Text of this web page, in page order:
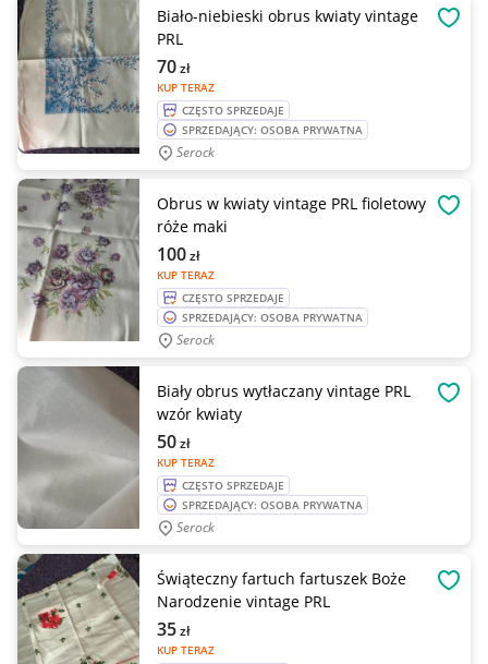
Biało-niebieski obrus kwiaty vintage
PRL
KUP TERAZ
70zł
CZĘSTO SPRZEDAJE
SPRZEDAJĄCY: OSOBA PRYWATNA
Serock
Obrus w kwiaty vintage PRL fioletowy
róże maki
KUP TERAZ
100zł
CZĘSTO SPRZEDAJE
SPRZEDAJĄCY: OSOBA PRYWATNA
Serock
Biały obrus wytłaczany vintage PRL
wzór kwiaty
KUP TERAZ
50zł
CZĘSTO SPRZEDAJE
SPRZEDAJĄCY: OSOBA PRYWATNA
Serock
Świąteczny fartuch fartuszek Boże
Narodzenie vintage PRL
KUP TERAZ
35zł